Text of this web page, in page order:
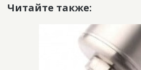
Читайте также: